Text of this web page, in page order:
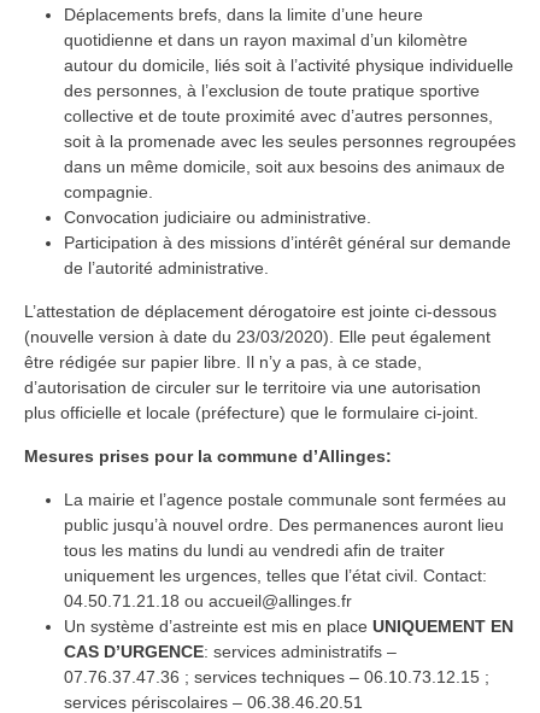
Déplacements brefs, dans la limite d’une heure
quotidienne et dans un rayon maximal d’un kilomètre
autour du domicile, liés soit à l’activité physique individuelle
des personnes, à l’exclusion de toute pratique sportive
collective et de toute proximité avec d’autres personnes,
soit à la promenade avec les seules personnes regroupées
dans un même domicile, soit aux besoins des animaux de
compagnie.
Convocation judiciaire ou administrative.
Participation à des missions d’intérêt général sur demande
de l’autorité administrative.
L’attestation de déplacement dérogatoire est jointe ci-dessous
(nouvelle version à date du 23/03/2020). Elle peut également
être rédigée sur papier libre. Il n’y a pas, à ce stade,
d’autorisation de circuler sur le territoire via une autorisation
plus officielle et locale (préfecture) que le formulaire ci-joint.
Mesures prises pour la commune d’Allinges:
La mairie et l’agence postale communale sont fermées au
public jusqu’à nouvel ordre. Des permanences auront lieu
tous les matins du lundi au vendredi afin de traiter
uniquement les urgences, telles que l’état civil. Contact:
04.50.71.21.18 ou accueil@allinges.fr
Un système d’astreinte est mis en place UNIQUEMENT EN
CAS D’URGENCE: services administratifs –
07.76.37.47.36 ; services techniques – 06.10.73.12.15 ;
services périscolaires – 06.38.46.20.51